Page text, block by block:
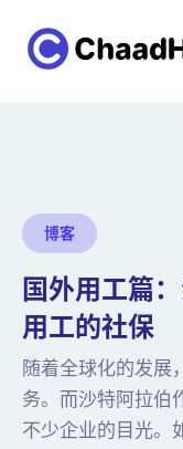
博客
国外用工篇
用工的社保
随着全球化的发展
务。而沙特阿拉伯
不少企业的目光。